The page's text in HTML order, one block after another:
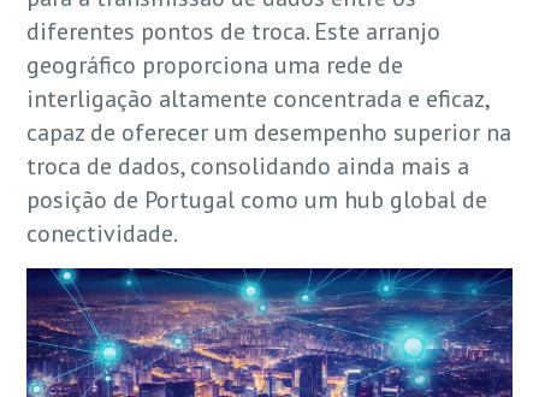
diferentes pontos de troca. Este arranjo
geográfico proporciona uma rede de
interligação altamente concentrada e eficaz,
capaz de oferecer um desempenho superior na
troca de dados, consolidando ainda mais a
posição de Portugal como um hub global de
conectividade.